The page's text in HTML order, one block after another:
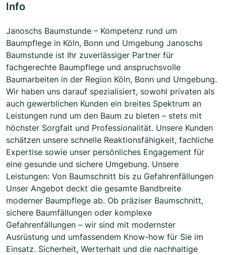
Info
Janoschs Baumstunde – Kompetenz rund um
Baumpflege in Köln, Bonn und Umgebung Janoschs
Baumstunde ist Ihr zuverlässiger Partner für
fachgerechte Baumpflege und anspruchsvolle
Baumarbeiten in der Region Köln, Bonn und Umgebung.
Wir haben uns darauf spezialisiert, sowohl privaten als
auch gewerblichen Kunden ein breites Spektrum an
Leistungen rund um den Baum zu bieten – stets mit
höchster Sorgfalt und Professionalität. Unsere Kunden
schätzen unsere schnelle Reaktionsfähigkeit, fachliche
Expertise sowie unser persönliches Engagement für
eine gesunde und sichere Umgebung. Unsere
Leistungen: Von Baumschnitt bis zu Gefahrenfällungen
Unser Angebot deckt die gesamte Bandbreite
moderner Baumpflege ab. Ob präziser Baumschnitt,
sichere Baumfällungen oder komplexe
Gefahrenfällungen – wir sind mit modernster
Ausrüstung und umfassendem Know-how für Sie im
Einsatz. Sicherheit, Werterhalt und die nachhaltige